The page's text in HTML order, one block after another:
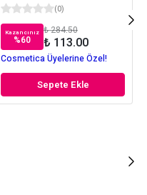
(0)
Kazancınız
%60
₺ 284.50
₺ 113.00
Cosmetica Üyelerine Özel!
Sepete Ekle